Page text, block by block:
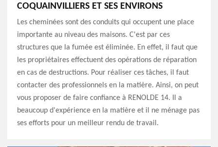
COQUAINVILLIERS ET SES ENVIRONS
Les cheminées sont des conduits qui occupent une place
importante au niveau des maisons. C'est par ces
structures que la fumée est éliminée. En effet, il faut que
les propriétaires effectuent des opérations de réparation
en cas de destructions. Pour réaliser ces tâches, il faut
contacter des professionnels en la matière. Ainsi, on peut
vous proposer de faire confiance à RENOLDE 14. Il a
beaucoup d'expérience en la matière et il ne ménage pas
ses efforts pour un meilleur rendu de travail.